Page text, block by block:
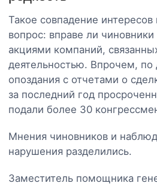
Такое совпадение
вопрос: вправе ли чиновники
акциями компаний,
деятельностью. Впрочем, по
опоздания с отчетами о
за последний год
подали более 30
Мнения чиновников и
нарушения разделились.
Заместитель помощника